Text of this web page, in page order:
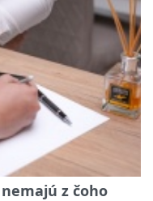
z čoho